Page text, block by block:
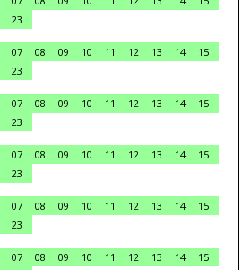
23
07 08 09 10 11 12 13 14
15
23
07 08 09 10 11 12 13 14
15
23
07 08 09 10 11 12 13 14
15
23
07 08 09 10 11 12 13 14
15
23
07 08 09 10 11 12 13 14
15